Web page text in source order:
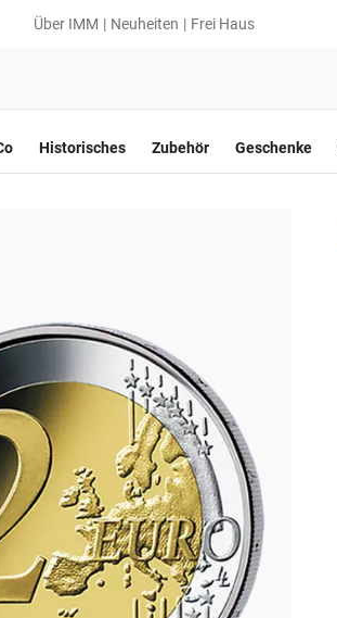
Über IMM Neuheiten Frei Haus
Historisches Zubehör Geschenke